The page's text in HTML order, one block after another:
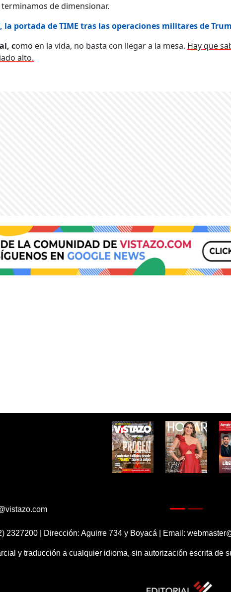
de dimensionar.
la portada de TIME tras las operaciones militares de
como en la vida, no basta con llegar a la mesa. Hay que
alto.
2327200 | Dirección: Aguirre 734 y Boyacá | Email:
y traducción a cualquier idioma, sin autorización escrita de